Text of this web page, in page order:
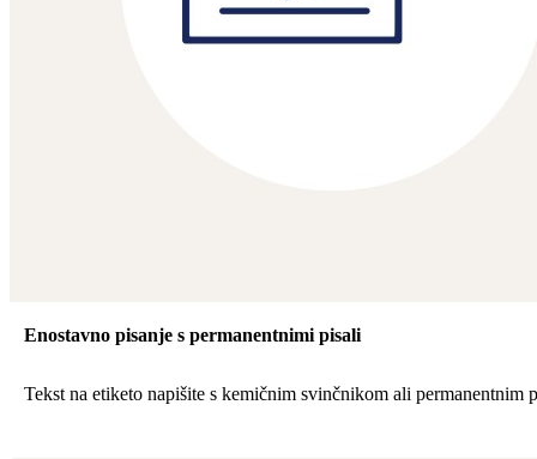
Enostavno pisanje s permanentnimi pisali
Tekst na etiketo napišite s kemičnim svinčnikom ali permanentnim